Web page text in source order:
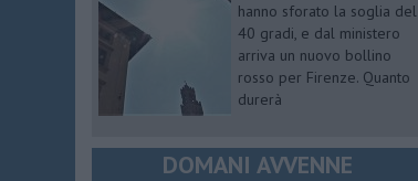
hanno sforato la soglia del
40 gradi, e dal ministero
arriva un nuovo bollino
rosso per Firenze. Quanto
durerà
DOMANI AVVENNE